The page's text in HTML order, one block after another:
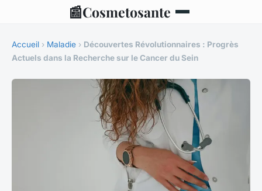
📰Cosmetosante
Accueil › Maladie › Découvertes Révolutionnaires : Progrès
Actuels dans la Recherche sur le Cancer du Sein